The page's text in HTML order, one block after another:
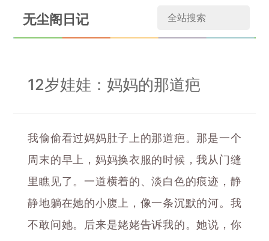
无尘阁日记
12岁娃娃：妈妈的那道疤
我偷偷看过妈妈肚子上的那道疤。那是一个
周末的早上，妈妈换衣服的时候，我从门缝
里瞧见了。一道横着的、淡白色的痕迹，静
静地躺在她的小腹上，像一条沉默的河。我
不敢问她。后来是姥姥告诉我的。她说，你